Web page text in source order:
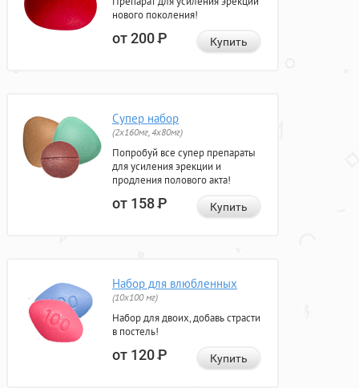
нового поколения!
от 200Р Купить
Супер набор
(2х160мг, 4х80мг)
Попробуй все супер препараты
для усиления эрекции и
продления полового акта!
от 158Р Купить
Набор для влюбленных
(10х100 мг)
Набор для двоих, добавь страсти
в постель!
от 120Р Купить